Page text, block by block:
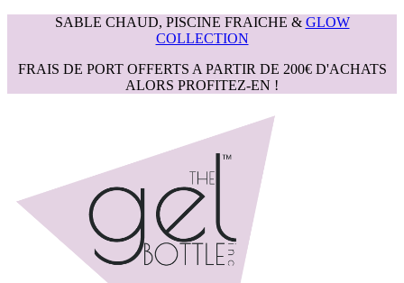
SABLE CHAUD, PISCINE FRAICHE & GLOW
COLLECTION
FRAIS DE PORT OFFERTS A PARTIR DE 200€ D'ACHATS
ALORS PROFITEZ-EN !